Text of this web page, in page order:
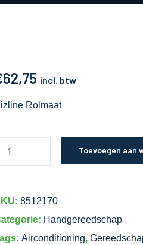
62,75 incl. btw
Rolmaat
Toevoegen aan
8512170
Handgereedschap
Airconditioning,